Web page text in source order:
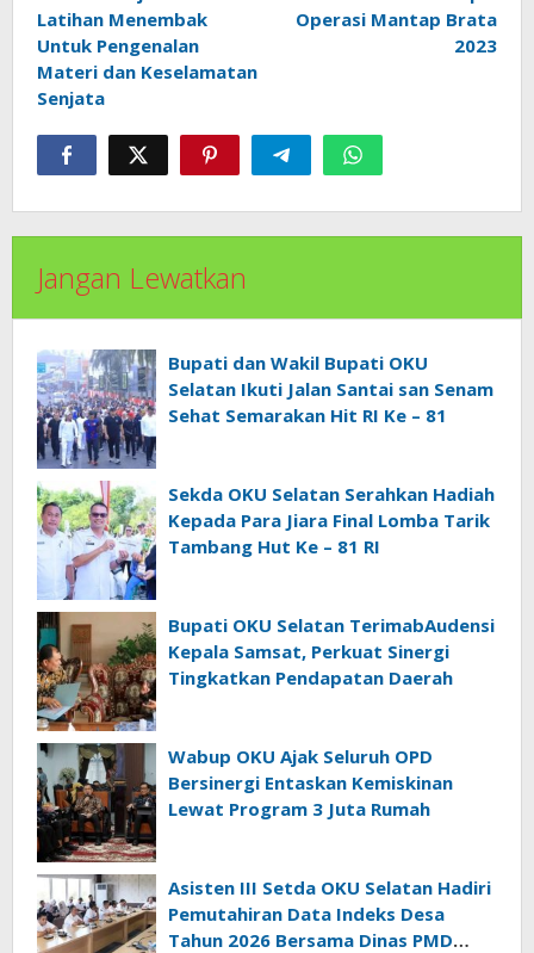
Latihan Menembak
Untuk Pengenalan
Materi dan Keselamatan
Senjata
Operasi Mantap Brata
2023
Jangan Lewatkan
Bupati dan Wakil Bupati OKU
Selatan Ikuti Jalan Santai san Senam
Sehat Semarakan Hit RI Ke – 81
Sekda OKU Selatan Serahkan Hadiah
Kepada Para Jiara Final Lomba Tarik
Tambang Hut Ke – 81 RI
Bupati OKU Selatan TerimabAudensi
Kepala Samsat, Perkuat Sinergi
Tingkatkan Pendapatan Daerah
Wabup OKU Ajak Seluruh OPD
Bersinergi Entaskan Kemiskinan
Lewat Program 3 Juta Rumah
Asisten III Setda OKU Selatan Hadiri
Pemutahiran Data Indeks Desa
Tahun 2026 Bersama Dinas PMD